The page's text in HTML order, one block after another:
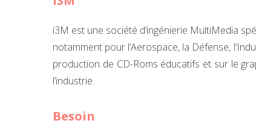
i3M est une société d’ingénierie MultiMedia
notamment pour l’Aerospace, la Défense,
production de CD-Roms éducatifs et sur le
l’industrie.
Besoin